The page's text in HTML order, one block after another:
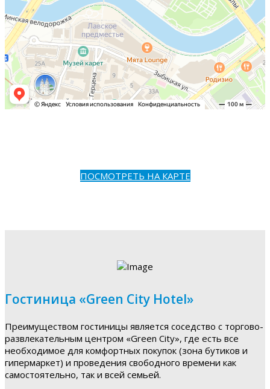
ПОСМОТРЕТЬ НА КАРТЕ
Гостиница «Green City Hotel»
Преимуществом гостиницы является соседство с торгово-
развлекательным центром «Green City», где есть все
необходимое для комфортных покупок (зона бутиков и
гипермаркет) и проведения свободного времени как
самостоятельно, так и всей семьей.